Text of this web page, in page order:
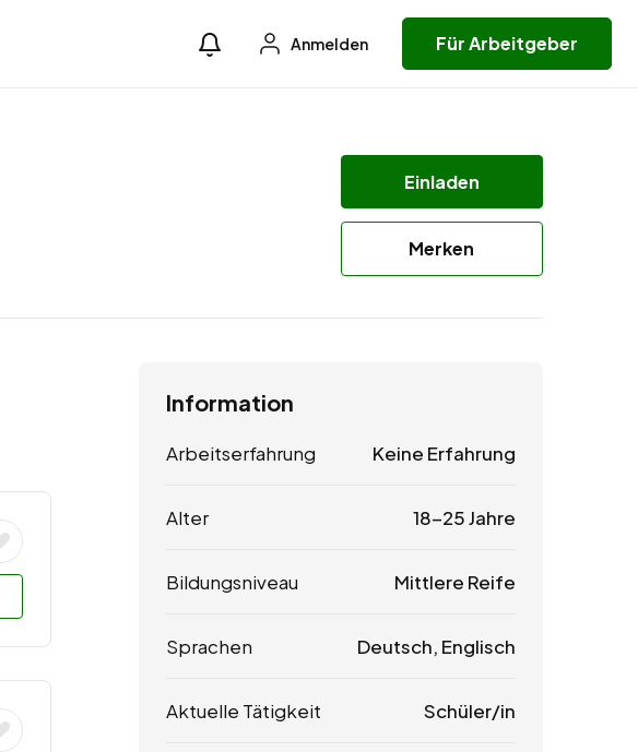
Anmelden Für Arbeitgeber
Einladen
Merken
Information
Arbeitserfahrung Keine Erfahrung
Alter 18-25 Jahre
Bildungsniveau Mittlere Reife
Sprachen Deutsch, Englisch
Aktuelle Tätigkeit Schüler/in